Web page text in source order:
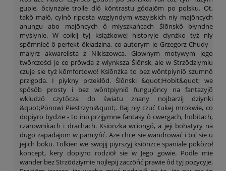
gupie, ôciynżałe trolle dlŏ kōntrastu gŏdajōm po polsku. Ot,
takŏ małŏ, cylnŏ riposta wzglyndym wszyjskich niy majōncych
anungu abo majōncych ô miyszkańcach Ślōnskŏ błyndne
myślynie. W cołkij tyj książkowej historyje ciynżko tyż niy
spōmnieć ô perfekt ôkładzina, co autorym je Grzegorz Chudy -
malyrz akwarelista z Nikiszowca. Głownym motywym jego
twōrczości je co prŏwda z wiynksza Ślōnsk, ale w Strzōdziymiu
czuje sie tyż kōmfortowo! Ksiōnżka to bez wōntpiyniŏ szumnŏ
przigoda. I piykny przekłŏd. Ślōnski &quot;Hobit&quot; we
spōsōb prosty i bez wōntpiyniŏ fungujōncy na fantazyjõ
wkludzŏ czytŏcza do światu znany nojbarzij dziynki
&quot;Pōnowi Piestrzyni&quot;. Baj niy czuć tukej mrokwie, co
dopiyro bydzie - to ino przijymne fantasy ô cwergach, hobitach,
czarownikach i drachach. Ksiōnżka wciōngŏ, a jeji bohatyry na
dugo zapadajōm w pamiyńć. Aże chce sie wandrować i bić sie u
jejich boku. Tolkien we swojij piyrszyj ksiōnżce spaniale pokŏzoł
koncept, kery dopiyro rodziōł sie w Jego gowie. Podle mie
wander bez Strzōdziymie nojlepij zaczōńć prawie ôd tyj pozycyje.